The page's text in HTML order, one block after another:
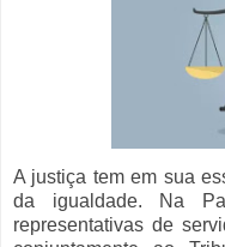
A justiça tem em sua
da igualdade. Na
representativas de